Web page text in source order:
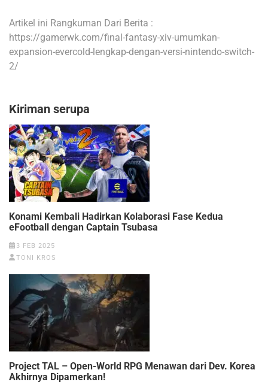
Artikel ini Rangkuman Dari Berita :
https://gamerwk.com/final-fantasy-xiv-umumkan-
expansion-evercold-lengkap-dengan-versi-nintendo-switch-
2/
Kiriman serupa
Konami Kembali Hadirkan Kolaborasi Fase Kedua
eFootball dengan Captain Tsubasa
3 FEB 2025
TONI KROS
Project TAL – Open-World RPG Menawan dari Dev. Korea
Akhirnya Dipamerkan!